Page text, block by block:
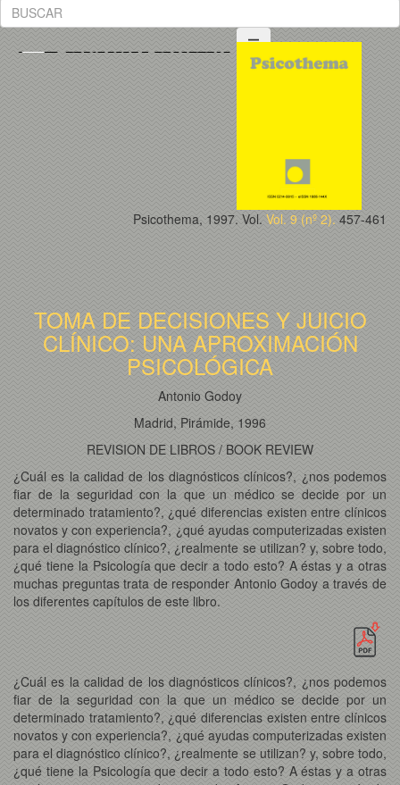
Psicothema, 1997. Vol. Vol. 9 (nº 2). 457-461
TOMA DE DECISIONES Y JUICIO
CLÍNICO: UNA APROXIMACIÓN
PSICOLÓGICA
Antonio Godoy
Madrid, Pirámide, 1996
REVISION DE LIBROS / BOOK REVIEW
¿Cuál es la calidad de los diagnósticos clínicos?, ¿nos podemos
fiar de la seguridad con la que un médico se decide por un
determinado tratamiento?, ¿qué diferencias existen entre clínicos
novatos y con experiencia?, ¿qué ayudas computerizadas existen
para el diagnóstico clínico?, ¿realmente se utilizan? y, sobre todo,
¿qué tiene la Psicología que decir a todo esto? A éstas y a otras
muchas preguntas trata de responder Antonio Godoy a través de
los diferentes capítulos de este libro.
¿Cuál es la calidad de los diagnósticos clínicos?, ¿nos podemos
fiar de la seguridad con la que un médico se decide por un
determinado tratamiento?, ¿qué diferencias existen entre clínicos
novatos y con experiencia?, ¿qué ayudas computerizadas existen
para el diagnóstico clínico?, ¿realmente se utilizan? y, sobre todo,
¿qué tiene la Psicología que decir a todo esto? A éstas y a otras